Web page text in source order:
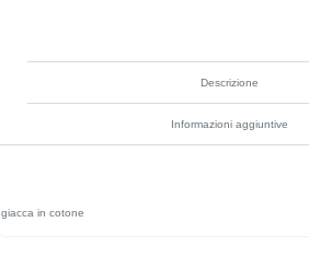
Descrizione
Informazioni aggiuntive
giacca in cotone